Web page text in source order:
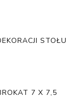
STOŁU
7 X 7,5